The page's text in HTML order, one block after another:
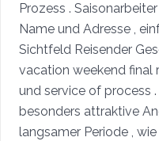
Prozess .
Name und Adresse ,
Sichtfeld Reisender
vacation weekend final
und service of process
besonders attraktive
langsamer Periode ,